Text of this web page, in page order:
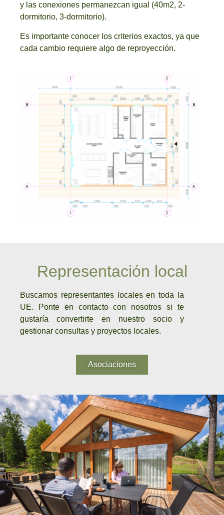
y las conexiones permanezcan igual (40m2, 2-
dormitorio, 3-dormitorio).
Es importante conocer los criterios exactos, ya que
cada cambio requiere algo de reproyección.
Representación local
Buscamos representantes locales en toda la
UE. Ponte en contacto con nosotros si te
gustaría convertirte en nuestro socio y
gestionar consultas y proyectos locales.
Asociaciones